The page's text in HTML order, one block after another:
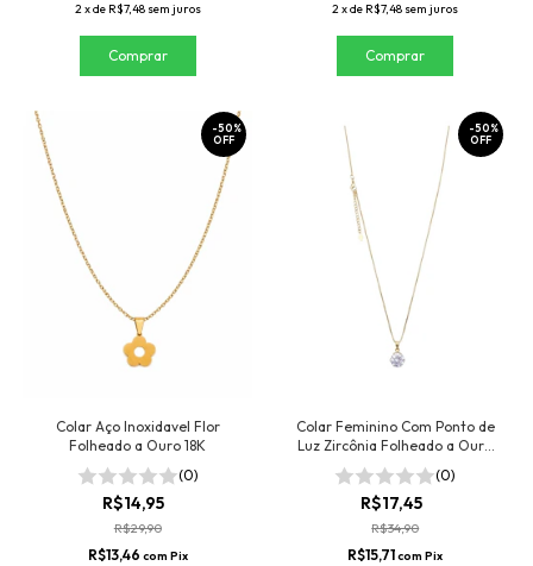
2xde R$7,48 sem juros
2xde R$7,48 sem juros
Colar Aço Inoxidavel Flor
Folheado a Ouro 18K
(0)
R$14,95
-50%
OFF
R$29,90
R$13,46 com Pix
Colar Feminino Com Ponto de
Luz Zircônia Folheado a Ouro
18K
(0)
R$17,45
-50%
OFF
R$34,90
R$15,71com Pix